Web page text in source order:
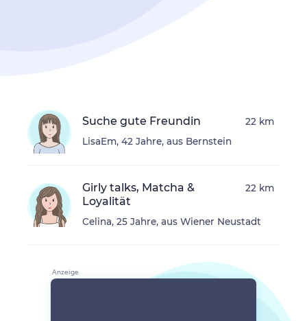
Suche gute Freundin
LisaEm, 42 Jahre, aus Bernstein
22 km
Girly talks, Matcha &
Loyalität
Celina, 25 Jahre, aus Wiener Neustadt
22 km